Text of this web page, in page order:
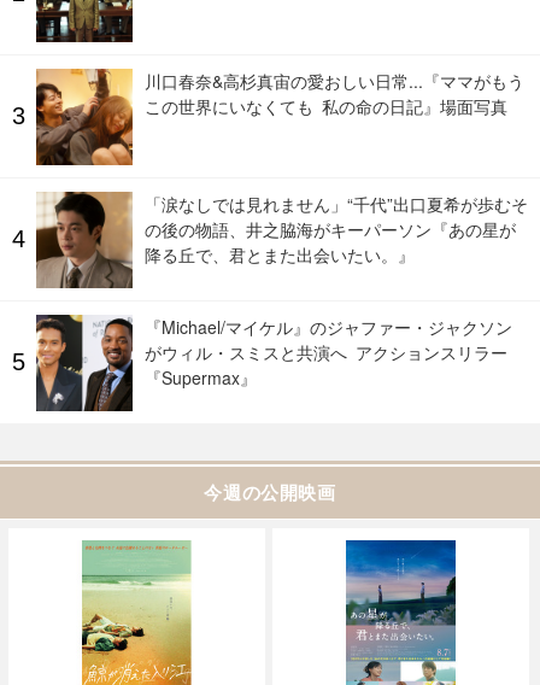
川口春奈&高杉真宙の愛おしい日常...『ママがもう
この世界にいなくても 私の命の日記』場面写真
「涙なしでは見れません」“千代”出口夏希が歩むそ
の後の物語、井之脇海がキーパーソン『あの星が
降る丘で、君とまた出会いたい。』
『Michael/マイケル』のジャファー・ジャクソン
がウィル・スミスと共演へ アクションスリラー
『Supermax』
今週の公開映画